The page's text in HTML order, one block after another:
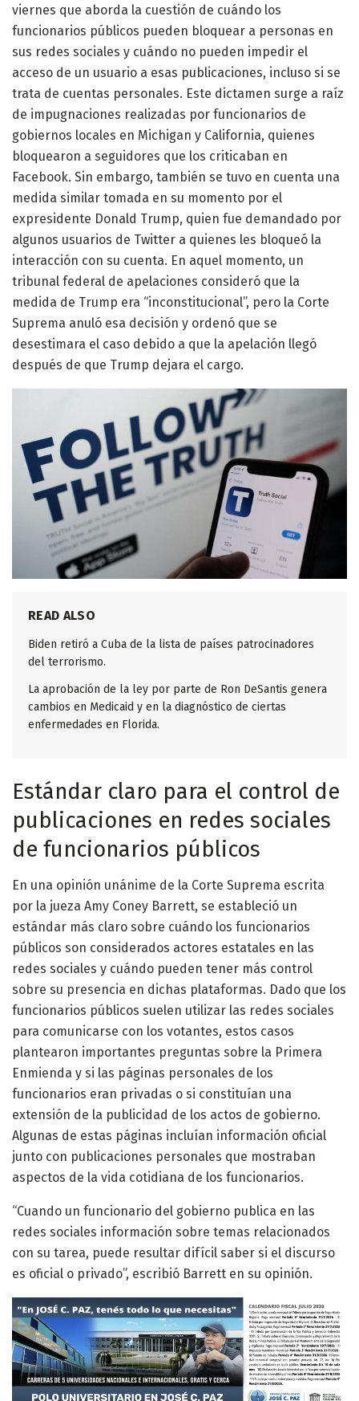
viernes que aborda la cuestión de cuándo los
funcionarios públicos pueden bloquear a personas en
sus redes sociales y cuándo no pueden impedir el
acceso de un usuario a esas publicaciones, incluso si se
trata de cuentas personales. Este dictamen surge a raíz
de impugnaciones realizadas por funcionarios de
gobiernos locales en Michigan y California, quienes
bloquearon a seguidores que los criticaban en
Facebook. Sin embargo, también se tuvo en cuenta una
medida similar tomada en su momento por el
expresidente Donald Trump, quien fue demandado por
algunos usuarios de Twitter a quienes les bloqueó la
interacción con su cuenta. En aquel momento, un
tribunal federal de apelaciones consideró que la
medida de Trump era “inconstitucional”, pero la Corte
Suprema anuló esa decisión y ordenó que se
desestimara el caso debido a que la apelación llegó
después de que Trump dejara el cargo.
READ ALSO
Biden retiró a Cuba de la lista de países patrocinadores
del terrorismo.
La aprobación de la ley por parte de Ron DeSantis genera
cambios en Medicaid y en la diagnóstico de ciertas
enfermedades en Florida.
Estándar claro para el control de
publicaciones en redes sociales
de funcionarios públicos
En una opinión unánime de la Corte Suprema escrita
por la jueza Amy Coney Barrett, se estableció un
estándar más claro sobre cuándo los funcionarios
públicos son considerados actores estatales en las
redes sociales y cuándo pueden tener más control
sobre su presencia en dichas plataformas. Dado que los
funcionarios públicos suelen utilizar las redes sociales
para comunicarse con los votantes, estos casos
plantearon importantes preguntas sobre la Primera
Enmienda y si las páginas personales de los
funcionarios eran privadas o si constituían una
extensión de la publicidad de los actos de gobierno.
Algunas de estas páginas incluían información oficial
junto con publicaciones personales que mostraban
aspectos de la vida cotidiana de los funcionarios.
“Cuando un funcionario del gobierno publica en las
redes sociales información sobre temas relacionados
con su tarea, puede resultar difícil saber si el discurso
es oficial o privado”, escribió Barrett en su opinión.